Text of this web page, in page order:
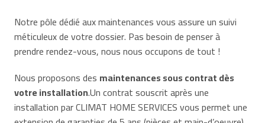
Notre pôle dédié aux maintenances vous assure un suivi
méticuleux de votre dossier. Pas besoin de penser à
prendre rendez-vous, nous nous occupons de tout !
Nous proposons des maintenances sous contrat dès
votre installation.Un contrat souscrit après une
installation par CLIMAT HOME SERVICES vous permet une